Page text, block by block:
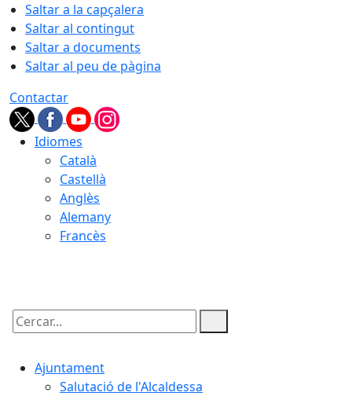
Saltar a la capçalera
Saltar al contingut
Saltar a documents
Saltar al peu de pàgina
Contactar
Idiomes
Català
Castellà
Anglès
Alemany
Francès
Cercar:
Ajuntament
Salutació de l'Alcaldessa